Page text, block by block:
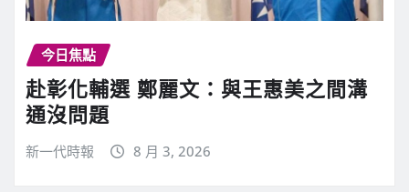
今日焦點
赴彰化輔選 鄭麗文：與王惠美之間溝
通沒問題
新一代時報 8 月 3, 2026